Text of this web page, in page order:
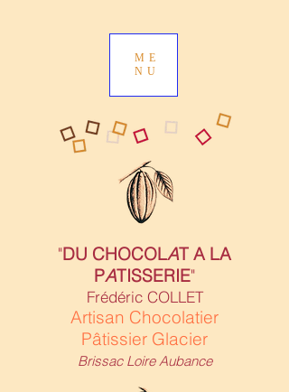
"DU CHOCOLAT A LA
PATISSERIE"
Frédéric COLLET
Artisan Chocolatier
Pâtissier Glacier
Brissac Loire Aubance
ME
NU